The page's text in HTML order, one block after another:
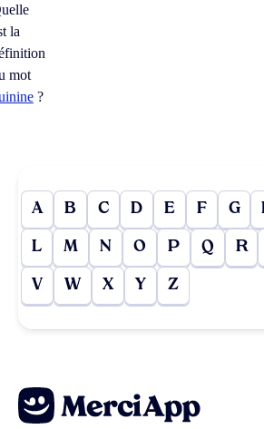
la
mot
?
A B C D E F G
L M N O P Q R
V W X Y Z